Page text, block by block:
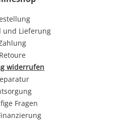
und Lieferung
Retoure
widerrufen
Fragen